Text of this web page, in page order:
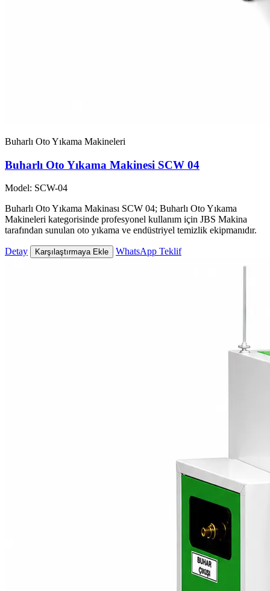
Buharlı Oto Yıkama Makineleri
Buharlı Oto Yıkama Makinesi SCW 04
Model: SCW-04
Buharlı Oto Yıkama Makinası SCW 04; Buharlı Oto Yıkama
Makineleri kategorisinde profesyonel kullanım için JBS Makina
tarafından sunulan oto yıkama ve endüstriyel temizlik ekipmanıdır.
Detay Karşılaştırmaya Ekle WhatsApp Teklif